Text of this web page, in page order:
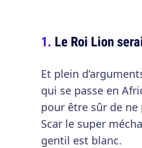
Le Roi Lion
Et plein
qui se passe en
pour être sûr de
Scar le super
gentil est blanc.